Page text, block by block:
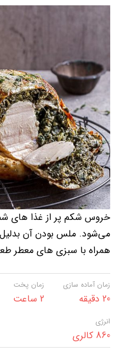
خروس شکم پر از غذا های
می‌شود. ملس بودن آن بدلیل
همراه با سبزی های معطر
زمان آماده سازی
20 دقیقه
زمان پخت
2 ساعت
انرژی
860 کالری